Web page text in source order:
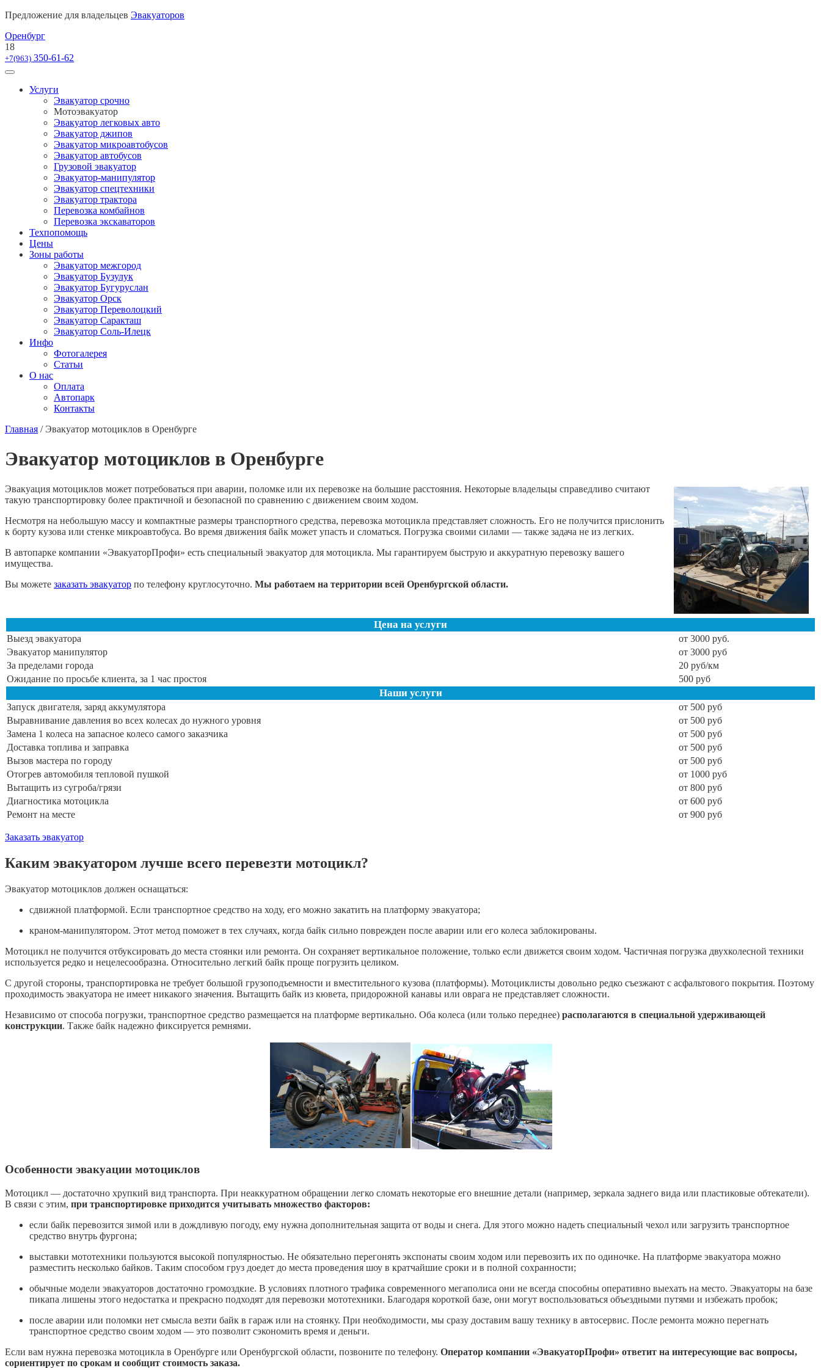
Предложение для владельцев Эвакуаторов
Оренбург
18
+7(963) 350-61-62
Услуги
Эвакуатор срочно
Мотоэвакуатор
Эвакуатор легковых авто
Эвакуатор джипов
Эвакуатор микроавтобусов
Эвакуатор автобусов
Грузовой эвакуатор
Эвакуатор-манипулятор
Эвакуатор спецтехники
Эвакуатор трактора
Перевозка комбайнов
Перевозка экскаваторов
Техпопомощь
Цены
Зоны работы
Эвакуатор межгород
Эвакуатор Бузулук
Эвакуатор Бугуруслан
Эвакуатор Орск
Эвакуатор Переволоцкий
Эвакуатор Саракташ
Эвакуатор Соль-Илецк
Инфо
Фотогалерея
Статьи
О нас
Оплата
Автопарк
Контакты
Главная / Эвакуатор мотоциклов в Оренбурге
Эвакуатор мотоциклов в Оренбурге
Эвакуация мотоциклов может потребоваться при аварии, поломке или их перевозке на большие расстояния. Некоторые владельцы справедливо считают
такую транспортировку более практичной и безопасной по сравнению с движением своим ходом.
Несмотря на небольшую массу и компактные размеры транспортного средства, перевозка мотоцикла представляет сложность. Его не получится прислонить
к борту кузова или стенке микроавтобуса. Во время движения байк может упасть и сломаться. Погрузка своими силами — также задача не из легких.
В автопарке компании «ЭвакуаторПрофи» есть специальный эвакуатор для мотоцикла. Мы гарантируем быструю и аккуратную перевозку вашего
имущества.
Вы можете заказать эвакуатор по телефону круглосуточно. Мы работаем на территории всей Оренбургской области.
Цена на услуги
Выезд эвакуатора
от 3000 руб.
Эвакуатор манипулятор
от 3000 руб
За пределами города
20 руб/км
Ожидание по просьбе клиента, за 1 час простоя
500 руб
Наши услуги
Запуск двигателя, заряд аккумулятора
от 500 руб
Выравнивание давления во всех колесах до нужного уровня
от 500 руб
Замена 1 колеса на запасное колесо самого заказчика
от 500 руб
Доставка топлива и заправка
от 500 руб
Вызов мастера по городу
от 500 руб
Отогрев автомобиля тепловой пушкой
от 1000 руб
Вытащить из сугроба/грязи
от 800 руб
Диагностика мотоцикла
от 600 руб
Ремонт на месте
от 900 руб
Заказать эвакуатор
Каким эвакуатором лучше всего перевезти мотоцикл?
Эвакуатор мотоциклов должен оснащаться:
сдвижной платформой. Если транспортное средство на ходу, его можно закатить на платформу эвакуатора;
краном-манипулятором. Этот метод поможет в тех случаях, когда байк сильно поврежден после аварии или его колеса заблокированы.
Мотоцикл не получится отбуксировать до места стоянки или ремонта. Он сохраняет вертикальное положение, только если движется своим ходом. Частичная погрузка двухколесной техники
используется редко и нецелесообразна. Относительно легкий байк проще погрузить целиком.
С другой стороны, транспортировка не требует большой грузоподъемности и вместительного кузова (платформы). Мотоциклисты довольно редко съезжают с асфальтового покрытия. Поэтому
проходимость эвакуатора не имеет никакого значения. Вытащить байк из кювета, придорожной канавы или оврага не представляет сложности.
Независимо от способа погрузки, транспортное средство размещается на платформе вертикально. Оба колеса (или только переднее) располагаются в специальной удерживающей
конструкции. Также байк надежно фиксируется ремнями.
Особенности эвакуации мотоциклов
Мотоцикл — достаточно хрупкий вид транспорта. При неаккуратном обращении легко сломать некоторые его внешние детали (например, зеркала заднего вида или пластиковые обтекатели).
В связи с этим, при транспортировке приходится учитывать множество факторов:
если байк перевозится зимой или в дождливую погоду, ему нужна дополнительная защита от воды и снега. Для этого можно надеть специальный чехол или загрузить транспортное
средство внутрь фургона;
выставки мототехники пользуются высокой популярностью. Не обязательно перегонять экспонаты своим ходом или перевозить их по одиночке. На платформе эвакуатора можно
разместить несколько байков. Таким способом груз доедет до места проведения шоу в кратчайшие сроки и в полной сохранности;
обычные модели эвакуаторов достаточно громоздкие. В условиях плотного трафика современного мегаполиса они не всегда способны оперативно выехать на место. Эвакуаторы на базе
пикапа лишены этого недостатка и прекрасно подходят для перевозки мототехники. Благодаря короткой базе, они могут воспользоваться объездными путями и избежать пробок;
после аварии или поломки нет смысла везти байк в гараж или на стоянку. При необходимости, мы сразу доставим вашу технику в автосервис. После ремонта можно перегнать
транспортное средство своим ходом — это позволит сэкономить время и деньги.
Если вам нужна перевозка мотоцикла в Оренбурге или Оренбургской области, позвоните по телефону. Оператор компании «ЭвакуаторПрофи» ответит на интересующие вас вопросы,
сориентирует по срокам и сообщит стоимость заказа.